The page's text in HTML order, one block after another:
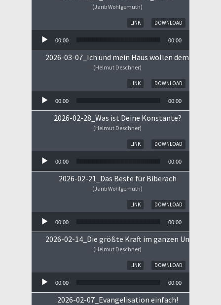
(Jarib Wohlgemuth)
DOWNLOAD
LINK
00:00 00:00
2026-03-07_Ich und mein Haus wollen dem HERRN
(Helmut Deschner)
DOWNLOAD
LINK
00:00 00:00
2026-02-28_Was ist Deine Konstante?
(Helmut Deschner)
DOWNLOAD
LINK
00:00 00:00
2026-02-21_Das Beste für Biberach
(Jarib Wohlgemuth)
DOWNLOAD
LINK
00:00 00:00
2026-02-14_Die größte Kraft im ganzen Universum
(Helmut Deschner)
DOWNLOAD
LINK
00:00 00:00
2026-02-07_Evangelisation einfach!